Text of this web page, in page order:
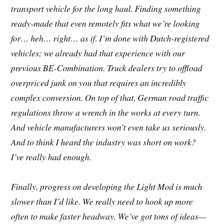
transport vehicle for the long haul. Finding something
ready-made that even remotely fits what we’re looking
for… heh… right… as if. I’m done with Dutch-registered
vehicles; we already had that experience with our
previous BE-Combination. Truck dealers try to offload
overpriced junk on you that requires an incredibly
complex conversion. On top of that, German road traffic
regulations throw a wrench in the works at every turn.
And vehicle manufacturers won’t even take us seriously.
And to think I heard the industry was short on work?
I’ve really had enough.
Finally, progress on developing the Light Mod is much
slower than I’d like. We really need to hook up more
often to make faster headway. We’ve got tons of ideas—